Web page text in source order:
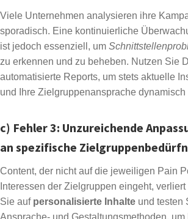
Viele Unternehmen analysieren ihre
sporadisch. Eine kontinuierliche
ist jedoch essenziell, um
zu erkennen und zu beheben. Nutzen Sie
automatisierte Reports, um stets aktuelle
und Ihre Zielgruppenansprache dynamisch
c) Fehler 3: Unzureichende
an spezifische
Content, der nicht auf die jeweiligen Pain
Interessen der Zielgruppen eingeht,
Sie auf personalisierte Inhalte und testen
Ansprache- und Gestaltungsmethoden, um